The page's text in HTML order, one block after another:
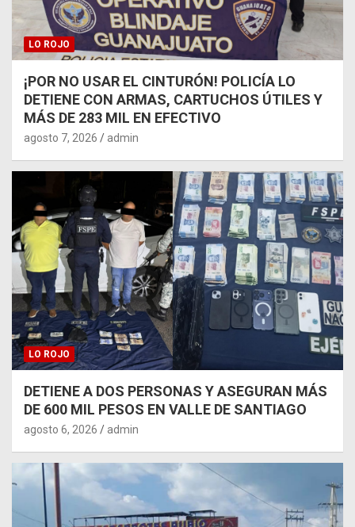
LO ROJO
¡POR NO USAR EL CINTURÓN! POLICÍA LO
DETIENE CON ARMAS, CARTUCHOS ÚTILES Y
MÁS DE 283 MIL EN EFECTIVO
agosto 7, 2026 admin
LO ROJO
DETIENE A DOS PERSONAS Y ASEGURAN MÁS
DE 600 MIL PESOS EN VALLE DE SANTIAGO
agosto 6, 2026 admin